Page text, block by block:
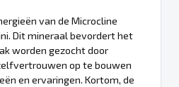
van de Microcline
Dit mineraal bevordert het
worden gezocht door
op te bouwen
en ervaringen. Kortom, de